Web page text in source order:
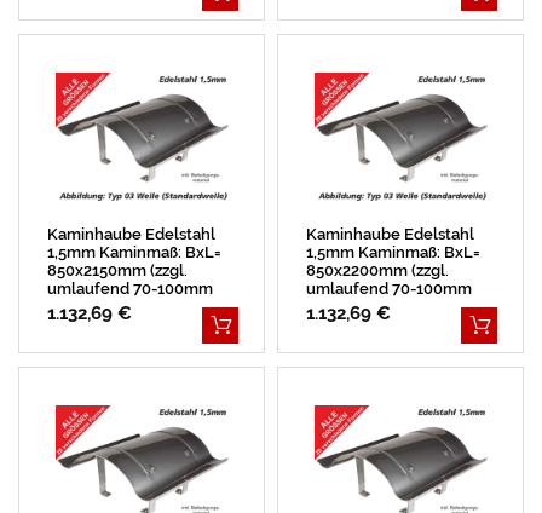
Kaminhaube Edelstahl
1,5mm Kaminmaß: BxL=
850x2150mm (zzgl.
umlaufend 70-100mm
Überstand)
1.132,69 €
Kaminhaube Edelstahl
1,5mm Kaminmaß: BxL=
850x2200mm (zzgl.
umlaufend 70-100mm
Überstand)
1.132,69 €